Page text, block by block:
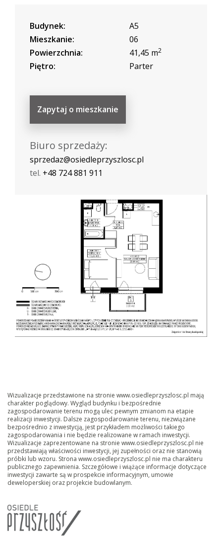
Budynek:
A5
Mieszkanie:
06
Powierzchnia:
41,45 m2
Piętro: Parter
Zapytaj o mieszkanie
Biuro sprzedaży:
sprzedaz@osiedleprzyszlosc.pl
tel. +48 724 881 911
Wizualizacje przedstawione na stronie www.osiedleprzyszlosc.pl mają
charakter poglądowy. Wygląd budynku i bezpośrednie
zagospodarowanie terenu mogą ulec pewnym zmianom na etapie
realizacji inwestycji. Dalsze zagospodarowanie terenu, niezwiązane
bezpośrednio z inwestycją, jest przykładem możliwości takiego
zagospodarowania i nie będzie realizowane w ramach inwestycji.
Wizualizacje zaprezentowane na stronie www.osiedleprzyszlosc.pl nie
przedstawiają właściwości inwestycji, jej zupełności oraz nie stanowią
próbki lub wzoru. Strona www.osiedleprzyszlosc.pl nie ma charakteru
publicznego zapewnienia. Szczegółowe i wiążące informacje dotyczące
inwestycji zawarte są w prospekcie informacyjnym, umowie
deweloperskiej oraz projekcie budowlanym.